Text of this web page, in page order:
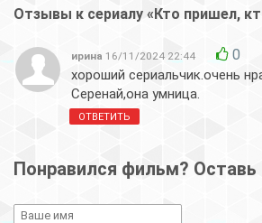
Отзывы к сериалу «Кто пришел,
ирина 16/11/2024 22:44 0
хороший сериальчик.очень
Серенай,она умница.
ОТВЕТИТЬ
Понравился фильм?